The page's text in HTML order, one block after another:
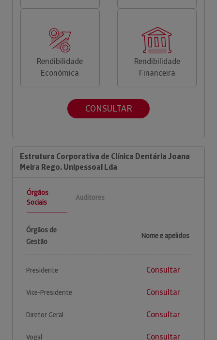
Rendibilidade
Económica
Rendibilidade
Financeira
CONSULTAR
Estrutura Corporativa de Clínica Dentária Joana
Meira Rego, Unipessoal Lda
Órgãos
Sociais
Auditores
Órgãos de
Gestão
Nome e apelidos
Presidente Consultar
Vice-Presidente Consultar
Diretor Geral Consultar
Vogal Consultar